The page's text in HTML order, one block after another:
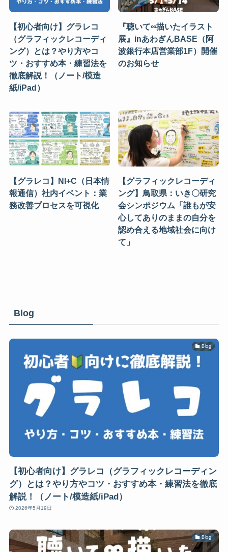
【初心者向け】グラレコ
（グラフィックレコーディ
ング）とは？やり方やコ
ツ・おすすめ本・練習法を
徹底解説！（ノート/模造
紙/iPad）
『聴いて∞描いたイラスト
展』inあわぎんBASE（阿
波銀行本店営業部1F）開催
のお知らせ
【グラレコ】NI+C（日本情
報通信）社内イベント：業
務改善プロセスを可視化
【グラフィックレコーディ
ング】鳥取県：いき〇研究
会シンポジウム「誰もが安
心してありのままの自分を
認め合える地域社会に向け
て」
Blog
Blog
【初心者向け】グラレコ（グラフィックレコーディン
グ）とは？やり方やコツ・おすすめ本・練習法を徹底
解説！（ノート/模造紙/iPad）
2026年5月19日
Blog